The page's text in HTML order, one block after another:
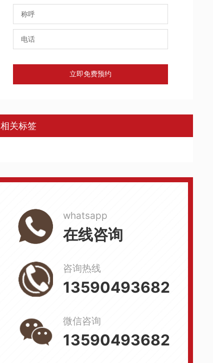
立即免费预约
相关标签
whatsapp
在线咨询
咨询热线
13590493682
微信咨询
13590493682